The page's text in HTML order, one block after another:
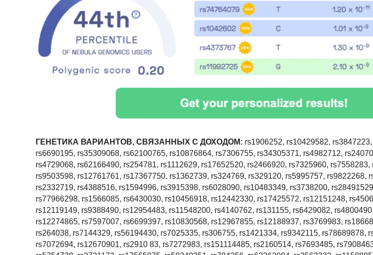
ГЕНЕТИКА ВАРИАНТОВ, СВЯЗАННЫХ С ДОХОДОМ: rs1906252, rs10429582,
rs6690195, rs35309068, rs62100765, rs10876864, rs7306755, rs34305371, rs4982712,
rs4729068, rs62166490, rs254781, rs1112629, rs17652520, rs2466920, rs7325960, rs7558283,
rs9503598, rs12761761, rs17367750, rs1362739, rs324769, rs329120, rs5995757, rs9822268,
rs2332719, rs4388516, rs1594996, rs3915398, rs6028090, rs10483349, rs3738200,
rs77966298, rs1566085, rs6430030, rs10456918, rs12442330, rs17425572, rs12151248,
rs12119149, rs9388490, rs12954483, rs11548200, rs4140762, rs131155, rs6429082,
rs12274865, rs7597007, rs6699397, rs10830568, rs12967855, rs12188937, rs3769983,
rs264038, rs7144329, rs56194430, rs7025335, rs306755, rs1421334, rs9342115, rs78689878,
rs7072694, rs12670901, rs2910 83, rs7272983, rs151114485, rs2160514, rs7693485,